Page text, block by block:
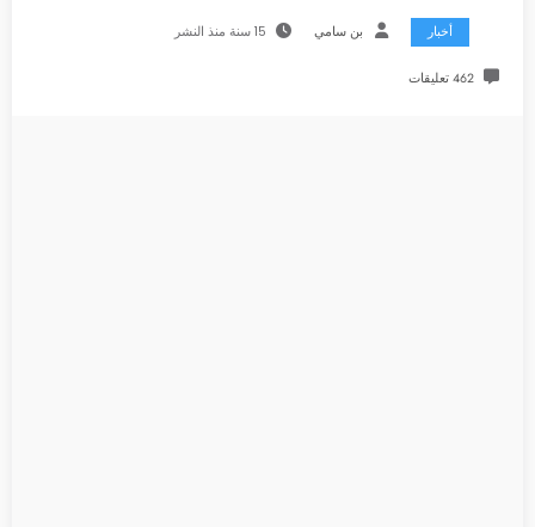
أخبار بن سامي 15 سنة منذ النشر
462 تعليقات